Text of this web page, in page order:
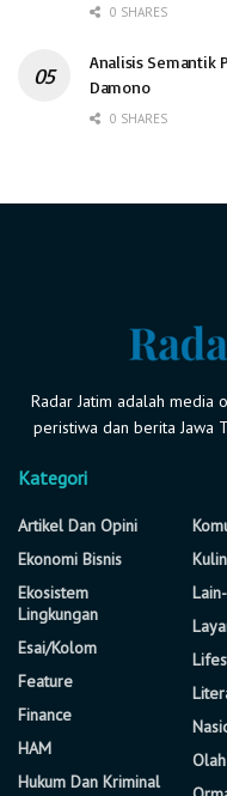
0 SHARES
Analisis Semantik
Damono
0 SHARES
Radar Jatim adalah media
peristiwa dan berita Jawa
Kategori
Artikel Dan Opini
Ekonomi Bisnis
Ekosistem
Lingkungan
Esai/Kolom
Feature
Finance
HAM
Hukum Dan Kriminal